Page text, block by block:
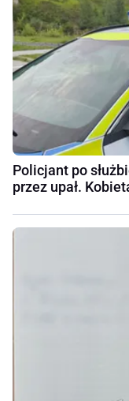
Policjant po
przez upał.